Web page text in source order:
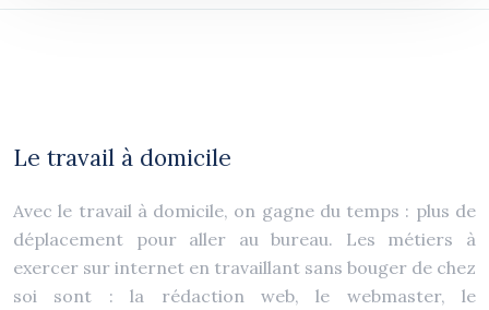
Le travail à domicile
Avec le travail à domicile, on gagne du temps : plus de
déplacement pour aller au bureau. Les métiers à
exercer sur internet en travaillant sans bouger de chez
soi sont : la rédaction web, le webmaster, le